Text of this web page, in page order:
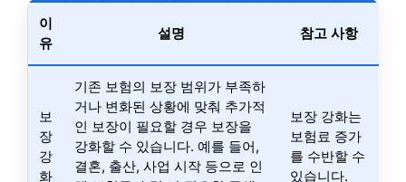
이
유
설명 참고 사항
보
장
강
화
기존 보험의 보장 범위가 부족하
거나 변화된 상황에 맞춰 추가적
인 보장이 필요할 경우 보장을
강화할 수 있습니다. 예를 들어,
결혼, 출산, 사업 시작 등으로 인
보장 강화는
보험료 증가
를 수반할 수
있습니다.